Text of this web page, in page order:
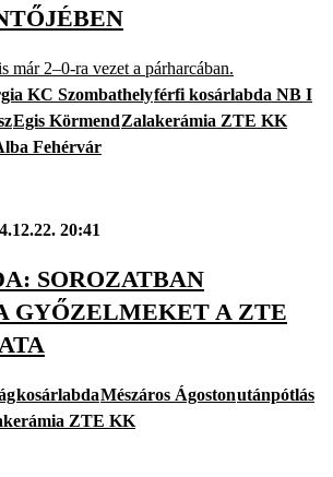
már 2–0-ra vezet a párharcában.
KC Szombathelyférfi kosárlabda NB I
Egis KörmendZalakerámia ZTE KK
Fehérvár
20:41
SOROZATBAN
GYŐZELMEKET A ZTE
kosárlabdaMészáros Ágostonutánpótlás
ZTE KK